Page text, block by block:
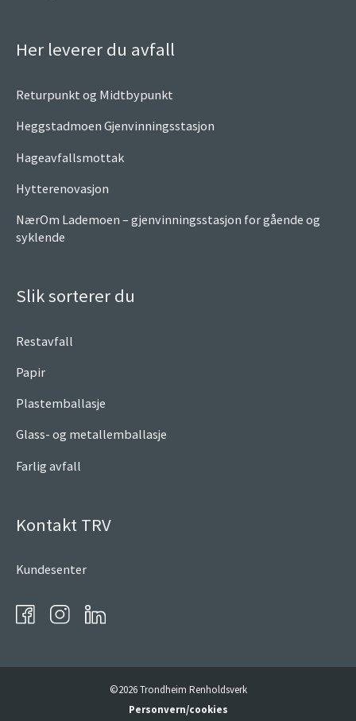
Her leverer du avfall
Returpunkt og Midtbypunkt
Heggstadmoen Gjenvinningsstasjon
Hageavfallsmottak
Hytterenovasjon
NærOm Lademoen – gjenvinningsstasjon for gående og
syklende
Slik sorterer du
Restavfall
Papir
Plastemballasje
Glass- og metallemballasje
Farlig avfall
Kontakt TRV
Kundesenter
©2026 Trondheim Renholdsverk
Personvern/cookies